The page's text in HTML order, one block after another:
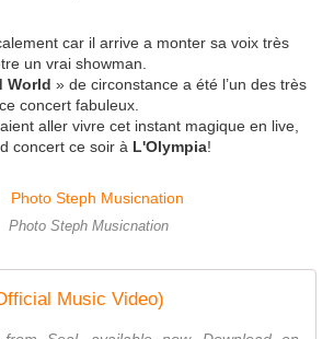
car il arrive a monter sa voix très
un vrai showman.
World » de circonstance a été l’un des très
concert fabuleux.
aller vivre cet instant magique en live,
concert ce soir à L'Olympia!
Photo Steph Musicnation
Music Video)